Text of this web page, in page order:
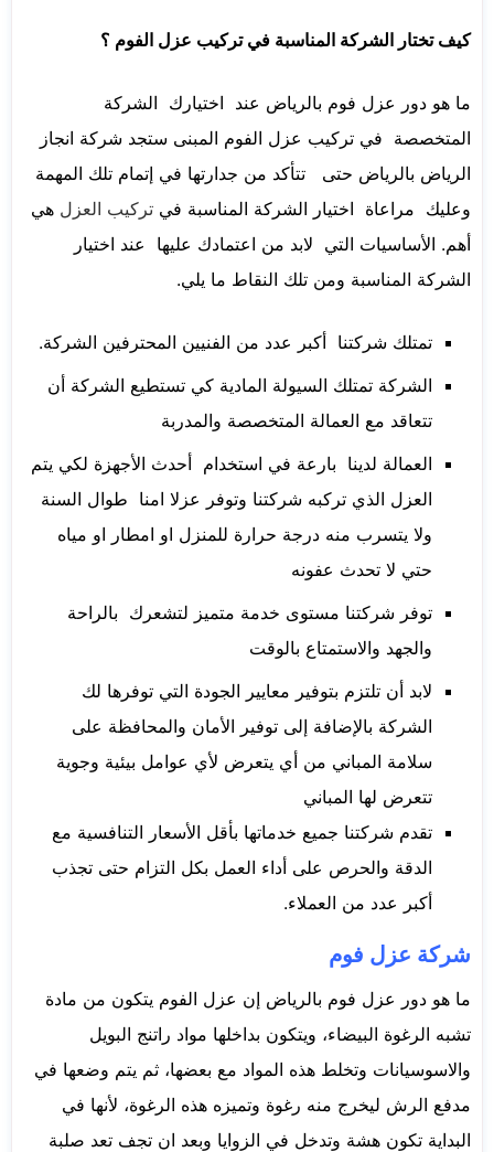
كيف تختار الشركة المناسبة في تركيب عزل الفوم ؟
ما هو دور عزل فوم بالرياض عند اختيارك الشركة
المتخصصة في تركيب عزل الفوم المبنى ستجد شركة انجاز
الرياض بالرياض حتى تتأكد من جدارتها في إتمام تلك المهمة
وعليك مراعاة اختيار الشركة المناسبة في تركيب العزل هي
أهم. الأساسيات التي لابد من اعتمادك عليها عند اختيار
الشركة المناسبة ومن تلك النقاط ما يلي.
تمتلك شركتنا أكبر عدد من الفنيين المحترفين الشركة.
الشركة تمتلك السيولة المادية كي تستطيع الشركة أن
تتعاقد مع العمالة المتخصصة والمدربة
العمالة لدينا بارعة في استخدام أحدث الأجهزة لكي يتم
العزل الذي تركبه شركتنا وتوفر عزلا امنا طوال السنة
ولا يتسرب منه درجة حرارة للمنزل او امطار او مياه
حتي لا تحدث عفونه
توفر شركتنا مستوى خدمة متميز لتشعرك بالراحة
والجهد والاستمتاع بالوقت
لابد أن تلتزم بتوفير معايير الجودة التي توفرها لك
الشركة بالإضافة إلى توفير الأمان والمحافظة على
سلامة المباني من أي يتعرض لأي عوامل بيئية وجوية
تتعرض لها المباني
تقدم شركتنا جميع خدماتها بأقل الأسعار التنافسية مع
الدقة والحرص على أداء العمل بكل التزام حتى تجذب
أكبر عدد من العملاء.
شركة عزل فوم
ما هو دور عزل فوم بالرياض إن عزل الفوم يتكون من مادة
تشبه الرغوة البيضاء، ويتكون بداخلها مواد راتنج البويل
والاسوسيانات وتخلط هذه المواد مع بعضها، ثم يتم وضعها في
مدفع الرش ليخرج منه رغوة وتميزه هذه الرغوة، لأنها في
البداية تكون هشة وتدخل في الزوايا وبعد ان تجف تعد صلبة